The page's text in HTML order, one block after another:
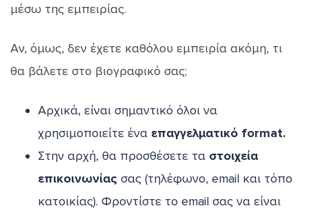
μέσω της εμπειρίας.
Αν, όμως, δεν έχετε καθόλου εμπειρία ακόμη, τι
θα βάλετε στο βιογραφικό σας;
Αρχικά, είναι σημαντικό όλοι να
χρησιμοποιείτε ένα επαγγελματικό format.
Στην αρχή, θα προσθέσετε τα στοιχεία
επικοινωνίας σας (τηλέφωνο, email και τόπο
κατοικίας). Φροντίστε το email σας να είναι